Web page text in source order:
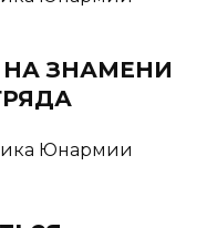
ЗНАМЕНИ